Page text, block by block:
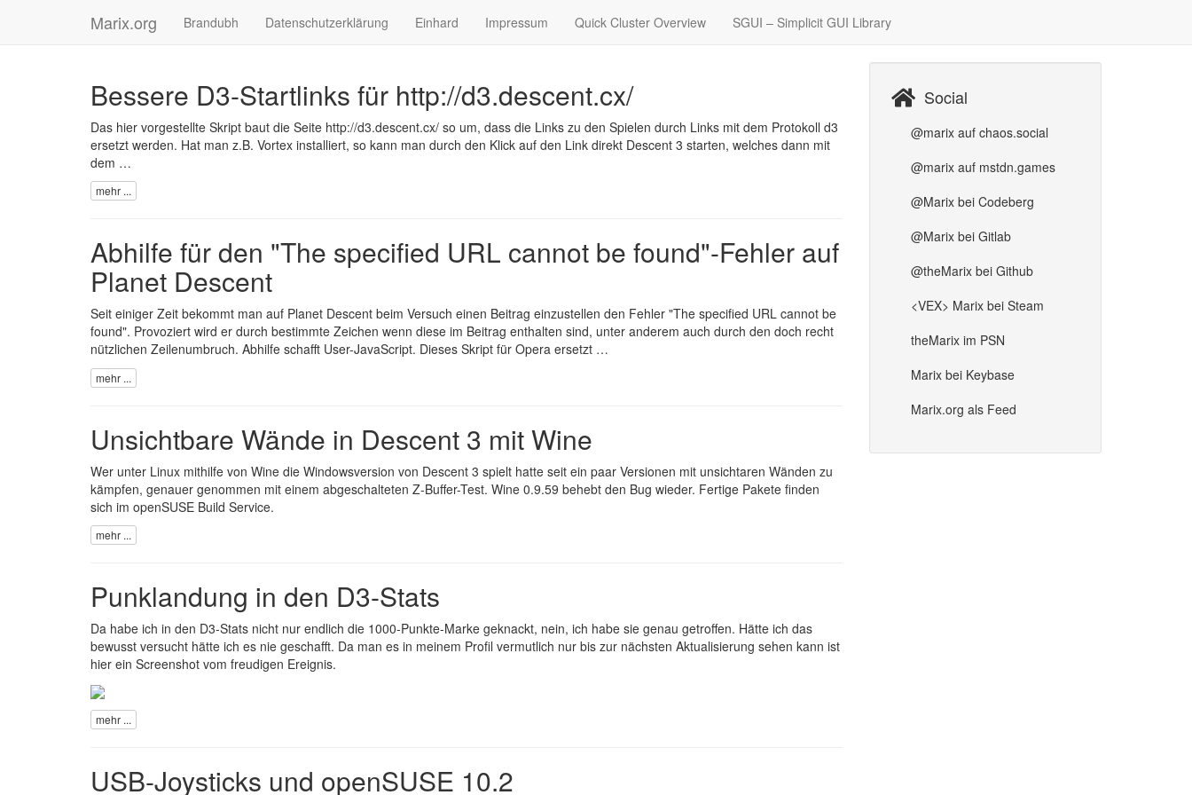
Marix.org Brandubh Datenschutzerklärung Einhard Impressum Quick Cluster Overview SGUI – Simplicit GUI Library
Bessere D3-Startlinks für http://d3.descent.cx/
Das hier vorgestellte Skript baut die Seite http://d3.descent.cx/ so um, dass die Links zu den Spielen durch Links mit dem Protokoll d3
ersetzt werden. Hat man z.B. Vortex installiert, so kann man durch den Klick auf den Link direkt Descent 3 starten, welches dann mit
dem …
mehr ...
Abhilfe für den "The specified URL cannot be found"-Fehler auf
Planet Descent
Seit einiger Zeit bekommt man auf Planet Descent beim Versuch einen Beitrag einzustellen den Fehler "The specified URL cannot be
found". Provoziert wird er durch bestimmte Zeichen wenn diese im Beitrag enthalten sind, unter anderem auch durch den doch recht
nützlichen Zeilenumbruch. Abhilfe schafft User-JavaScript. Dieses Skript für Opera ersetzt …
mehr ...
Unsichtbare Wände in Descent 3 mit Wine
Wer unter Linux mithilfe von Wine die Windowsversion von Descent 3 spielt hatte seit ein paar Versionen mit unsichtaren Wänden zu
kämpfen, genauer genommen mit einem abgeschalteten Z-Buffer-Test. Wine 0.9.59 behebt den Bug wieder. Fertige Pakete finden
sich im openSUSE Build Service.
mehr ...
Punklandung in den D3-Stats
Da habe ich in den D3-Stats nicht nur endlich die 1000-Punkte-Marke geknackt, nein, ich habe sie genau getroffen. Hätte ich das
bewusst versucht hätte ich es nie geschafft. Da man es in meinem Profil vermutlich nur bis zur nächsten Aktualisierung sehen kann ist
hier ein Screenshot vom freudigen Ereignis.
mehr ...
USB-Joysticks und openSUSE 10.2
Social
@marix auf chaos.social
@marix auf mstdn.games
@Marix bei Codeberg
@Marix bei Gitlab
@theMarix bei Github
<VEX> Marix bei Steam
theMarix im PSN
Marix bei Keybase
Marix.org als Feed